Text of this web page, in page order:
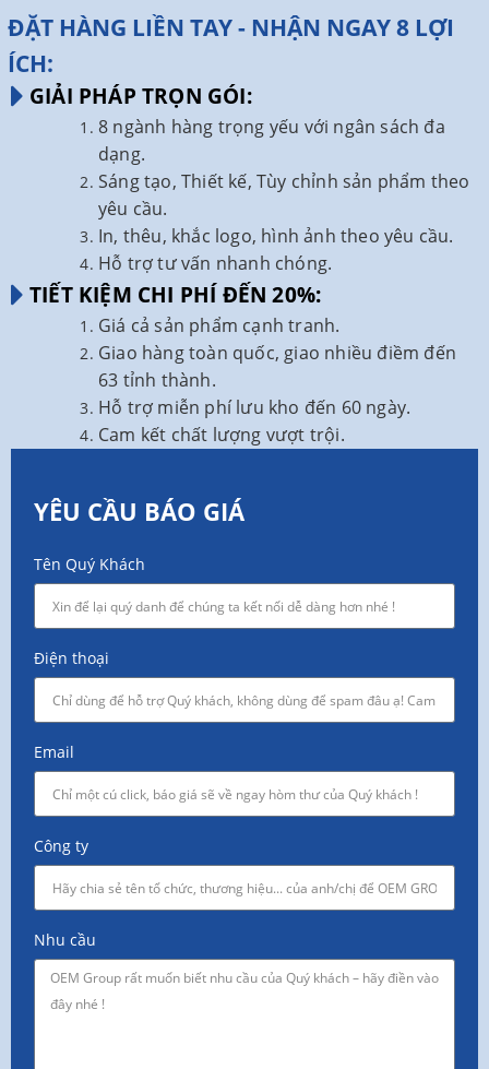
ĐẶT HÀNG LIỀN TAY - NHẬN NGAY 8 LỢI
ÍCH:
GIẢI PHÁP TRỌN GÓI:
8 ngành hàng trọng yếu với ngân sách đa
dạng.
Sáng tạo, Thiết kế, Tùy chỉnh sản phẩm theo
yêu cầu.
In, thêu, khắc logo, hình ảnh theo yêu cầu.
Hỗ trợ tư vấn nhanh chóng.
TIẾT KIỆM CHI PHÍ ĐẾN 20%:
Giá cả sản phẩm cạnh tranh.
Giao hàng toàn quốc, giao nhiều điềm đến
63 tỉnh thành.
Hỗ trợ miễn phí lưu kho đến 60 ngày.
Cam kết chất lượng vượt trội.
YÊU CẦU BÁO GIÁ
Tên Quý Khách
Điện thoại
Email
Công ty
Nhu cầu